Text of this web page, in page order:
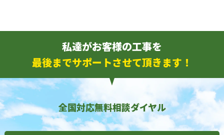
私達がお客様の工事を
最後までサポートさせて頂きます！
全国対応無料相談ダイヤル